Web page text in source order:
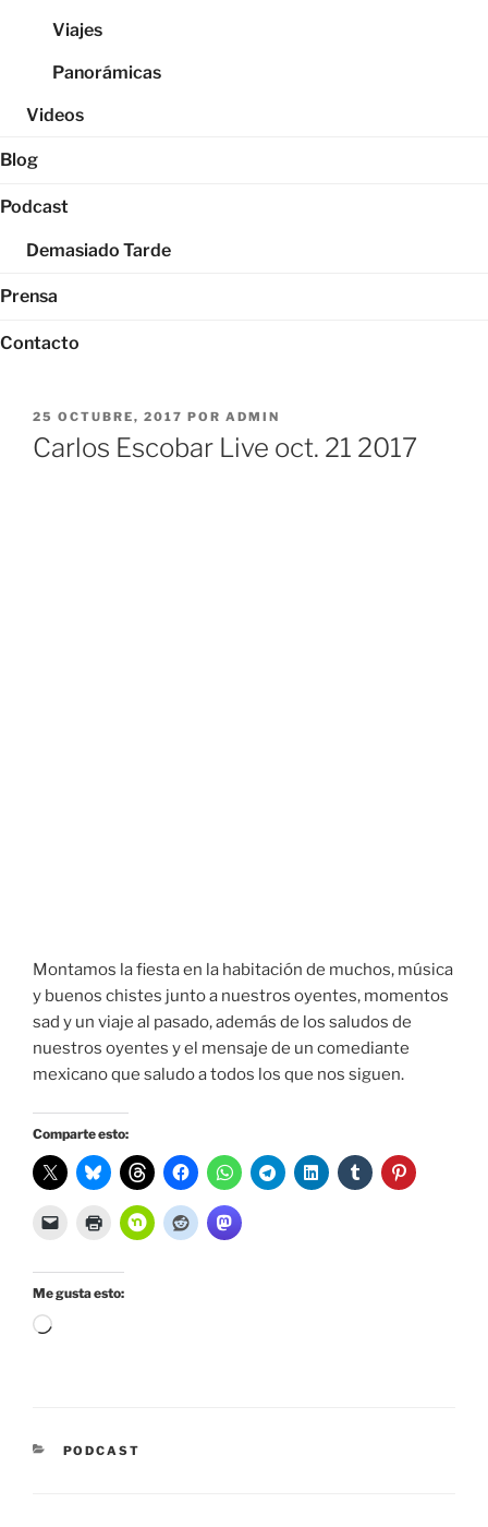
Viajes
Panorámicas
Videos
Blog
Podcast
Demasiado Tarde
Prensa
Contacto
PUBLICADO
EL
25 OCTUBRE, 2017 POR ADMIN
Carlos Escobar Live oct. 21 2017
Montamos la fiesta en la habitación de muchos, música
y buenos chistes junto a nuestros oyentes, momentos
sad y un viaje al pasado, además de los saludos de
nuestros oyentes y el mensaje de un comediante
mexicano que saludo a todos los que nos siguen.
Comparte esto:
Me gusta esto:
Cargando...
CATEGORÍAS
PODCAST